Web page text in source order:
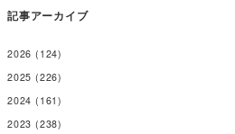
記事アーカイブ
2026 (124)
2025 (226)
2024 (161)
2023 (238)